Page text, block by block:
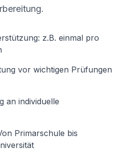
z.B. einmal pro
vor wichtigen Prüfungen
an individuelle
Primarschule bis